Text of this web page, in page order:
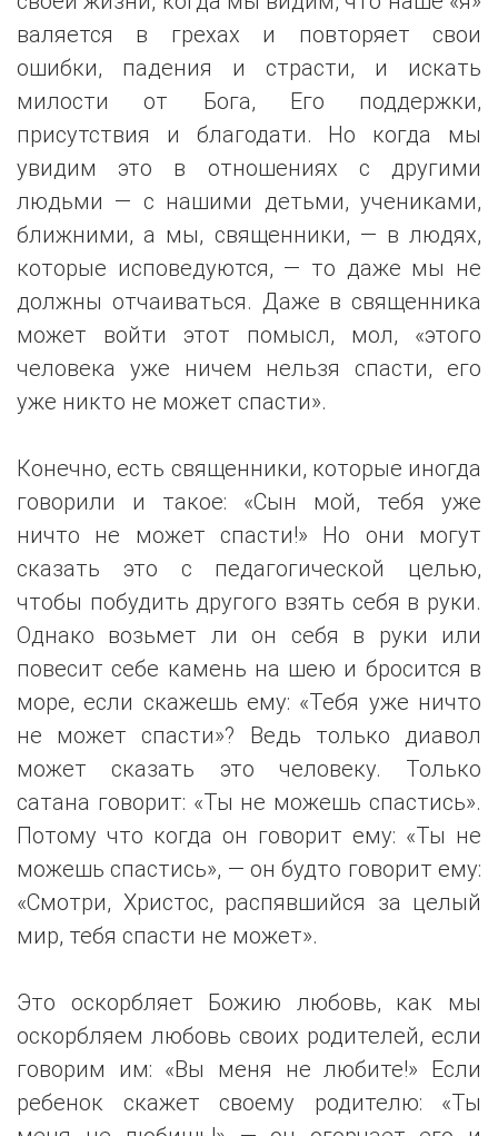
валяется в грехах и повторяет свои
ошибки, падения и страсти, и искать
милости от Бога, Его поддержки,
присутствия и благодати. Но когда мы
увидим это в отношениях с другими
людьми — с нашими детьми, учениками,
ближними, а мы, священники, — в людях,
которые исповедуются, — то даже мы не
должны отчаиваться. Даже в священника
может войти этот помысл, мол, «этого
человека уже ничем нельзя спасти, его
уже никто не может спасти».
Конечно, есть священники, которые иногда
говорили и такое: «Сын мой, тебя уже
ничто не может спасти!» Но они могут
сказать это с педагогической целью,
чтобы побудить другого взять себя в руки.
Однако возьмет ли он себя в руки или
повесит себе камень на шею и бросится в
море, если скажешь ему: «Тебя уже ничто
не может спасти»? Ведь только диавол
может сказать это человеку. Только
сатана говорит: «Ты не можешь спастись».
Потому что когда он говорит ему: «Ты не
можешь спастись», — он будто говорит ему:
«Смотри, Христос, распявшийся за целый
мир, тебя спасти не может».
Это оскорбляет Божию любовь, как мы
оскорбляем любовь своих родителей, если
говорим им: «Вы меня не любите!» Если
ребенок скажет своему родителю: «Ты